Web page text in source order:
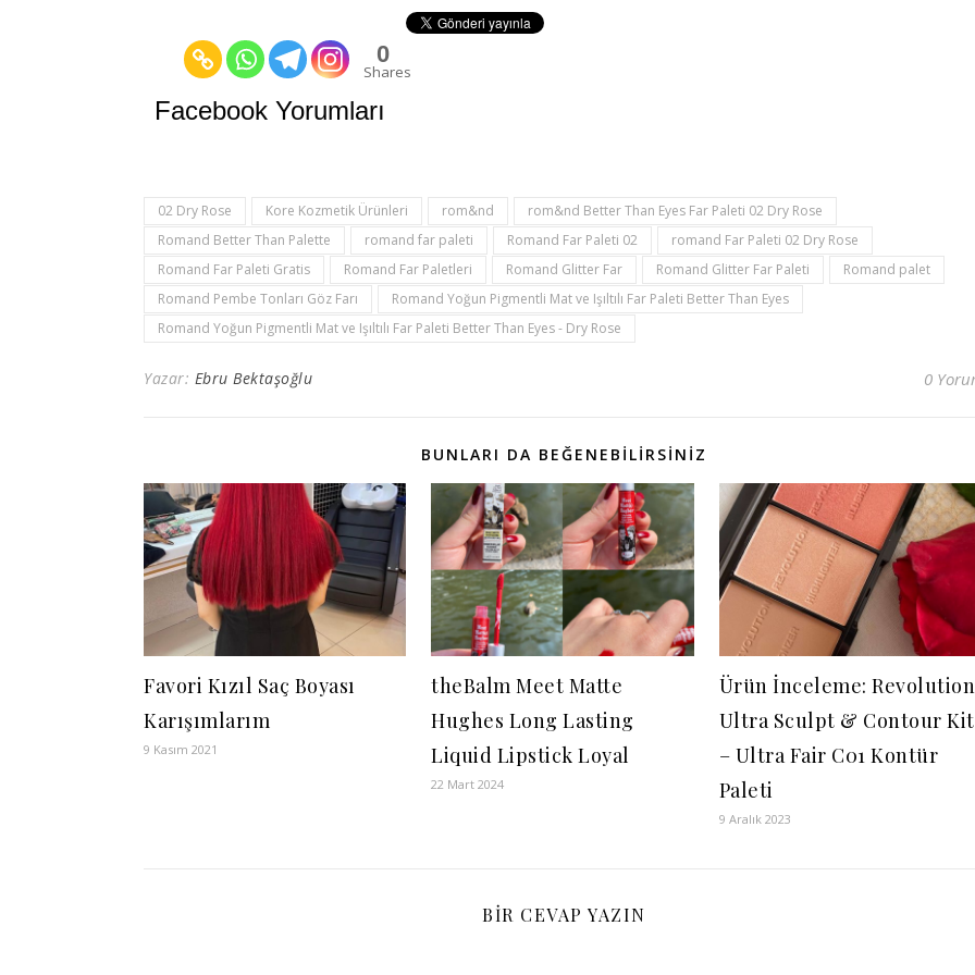
0
Shares
Facebook Yorumları
02 Dry Rose Kore Kozmetik Ürünleri rom&nd
rom&nd Better Than Eyes Far Paleti 02 Dry Rose
Romand Better Than Palette
romand far paleti Romand Far Paleti 02
romand Far Paleti 02 Dry Rose
Romand Far Paleti Gratis
Romand Far Paletleri Romand Glitter Far Romand Glitter Far Paleti
Romand palet
Romand Pembe Tonları Göz Farı
Romand Yoğun Pigmentli Mat ve Işıltılı Far Paleti Better Than Eyes
Romand Yoğun Pigmentli Mat ve Işıltılı Far Paleti Better Than Eyes - Dry Rose
Yazar: Ebru Bektaşoğlu 0
BUNLARI DA BEĞENEBILIRSINIZ
Favori Kızıl Saç Boyası
Karışımlarım
9 Kasım 2021
theBalm Meet Matte
Hughes Long Lasting
Liquid Lipstick Loyal
22 Mart 2024
Ürün İnceleme: Revolution
Ultra Sculpt & Contour Kit
– Ultra Fair C01 Kontür
Paleti
9 Aralık 2023
BIR CEVAP YAZIN